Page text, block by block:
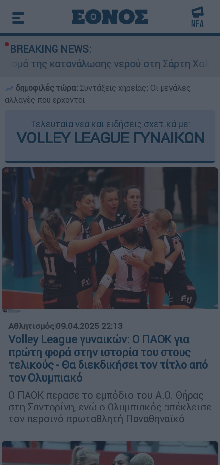
BREAKING NEWS:
νερού στη Σάρτη Χαλκιδικής -
δημοφιλές τώρα: Συντάξεις χηρείας: Οι μεγάλες
αλλαγές που έρχονται
Τελευταία νέα και ειδήσεις σχετικά με:
VOLLEY LEAGUE ΓΥΝΑΙΚΩΝ
Αθλητισμός|09.04.2025 22:13
Volley League γυναικών: Ο ΠΑΟΚ για
πρώτη φορά στην ιστορία του στους
τελικούς - Θα διεκδικήσει τον τίτλο από
τον Ολυμπιακό
O ΠΑΟΚ πέρασε το εμπόδιο του Α.Ο. Θήρας
στη Σαντορίνη, ενώ ο Ολυμπιακός απέκλεισε
τον περσινό πρωταθλητή Παναθηναϊκό